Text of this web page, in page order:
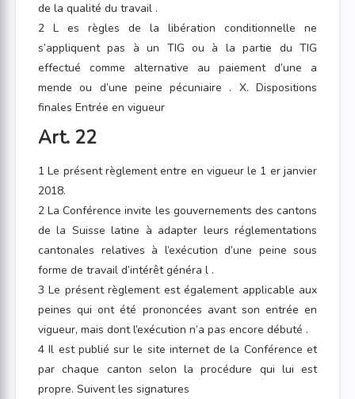
de la qualité du travail .
2 L es règles de la libération conditionnelle ne
s’appliquent pas à un TIG ou à la partie du TIG
effectué comme alternative au paiement d’une a
mende ou d’une peine pécuniaire . X. Dispositions
finales Entrée en vigueur
Art. 22
1 Le présent règlement entre en vigueur le 1 er janvier
2018.
2 La Conférence invite les gouvernements des cantons
de la Suisse latine à adapter leurs réglementations
cantonales relatives à l’exécution d’une peine sous
forme de travail d’intérêt généra l .
3 Le présent règlement est également applicable aux
peines qui ont été prononcées avant son entrée en
vigueur, mais dont l’exécution n’a pas encore débuté .
4 Il est publié sur le site internet de la Conférence et
par chaque canton selon la procédure qui lui est
propre. Suivent les signatures